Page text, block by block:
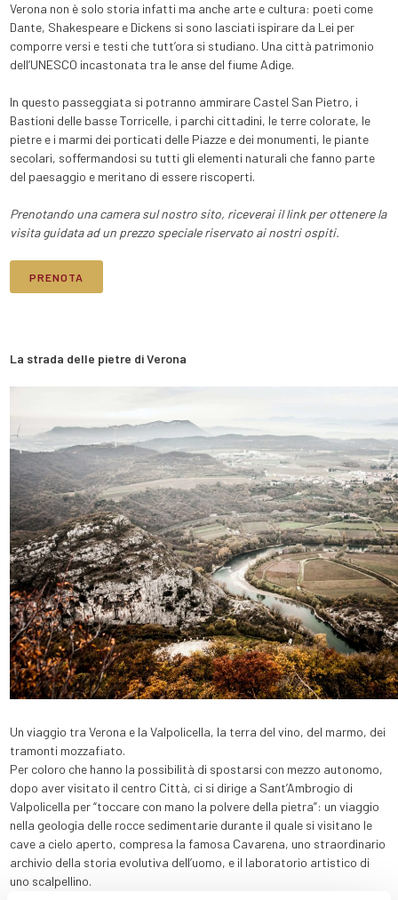
Verona non è solo storia infatti ma anche arte e cultura: poeti come
Dante, Shakespeare e Dickens si sono lasciati ispirare da Lei per
comporre versi e testi che tutt’ora si studiano. Una città patrimonio
dell’UNESCO incastonata tra le anse del fiume Adige.
In questo passeggiata si potranno ammirare Castel San Pietro, i
Bastioni delle basse Torricelle, i parchi cittadini, le terre colorate, le
pietre e i marmi dei porticati delle Piazze e dei monumenti, le piante
secolari, soffermandosi su tutti gli elementi naturali che fanno parte
del paesaggio e meritano di essere riscoperti.
Prenotando una camera sul nostro sito, riceverai il link per ottenere la
visita guidata ad un prezzo speciale riservato ai nostri ospiti.
PRENOTA
La strada delle pietre di Verona
Un viaggio tra Verona e la Valpolicella, la terra del vino, del marmo, dei
tramonti mozzafiato.
Per coloro che hanno la possibilità di spostarsi con mezzo autonomo,
dopo aver visitato il centro Città, ci si dirige a Sant’Ambrogio di
Valpolicella per “toccare con mano la polvere della pietra”: un viaggio
nella geologia delle rocce sedimentarie durante il quale si visitano le
cave a cielo aperto, compresa la famosa Cavarena, uno straordinario
archivio della storia evolutiva dell’uomo, e il laboratorio artistico di
uno scalpellino.